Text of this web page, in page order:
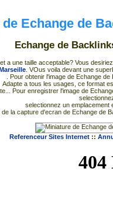
de Echange de
Echange de
a une taille acceptable? Vous
. VOus voila devant une
. Pour obtenir l'image de Echange
Adapte a tous les usages, ce format
Pour enregistrer l'image de
selectionnez un emplacement
la capture d'ecran de Echange de
Referenceur Sites Internet ::